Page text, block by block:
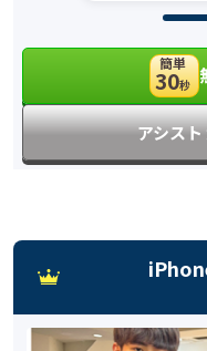
と感じました。
簡単
30秒
アシス